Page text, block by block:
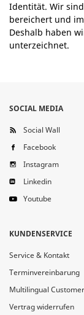
Identität. Wir
bereichert und
Deshalb haben
unterzeichnet.
SOCIAL MEDIA
Social Wall
Facebook
Instagram
Linkedin
Youtube
KUNDENSERVICE
Service & Kontakt
Terminvereinbarung
Multilingual
Vertrag widerrufen